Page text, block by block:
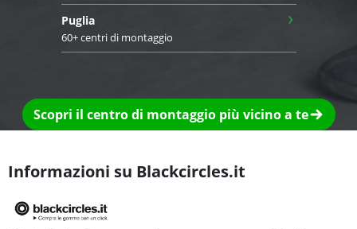
Puglia
60+ centri di montaggio
›
Scopri il centro di montaggio più vicino a te
Informazioni su Blackcircles.it